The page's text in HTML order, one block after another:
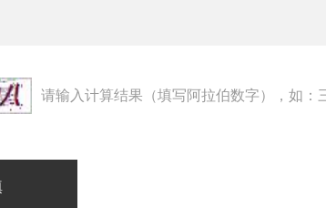
请输入计算结果（填写阿拉伯数字），如：